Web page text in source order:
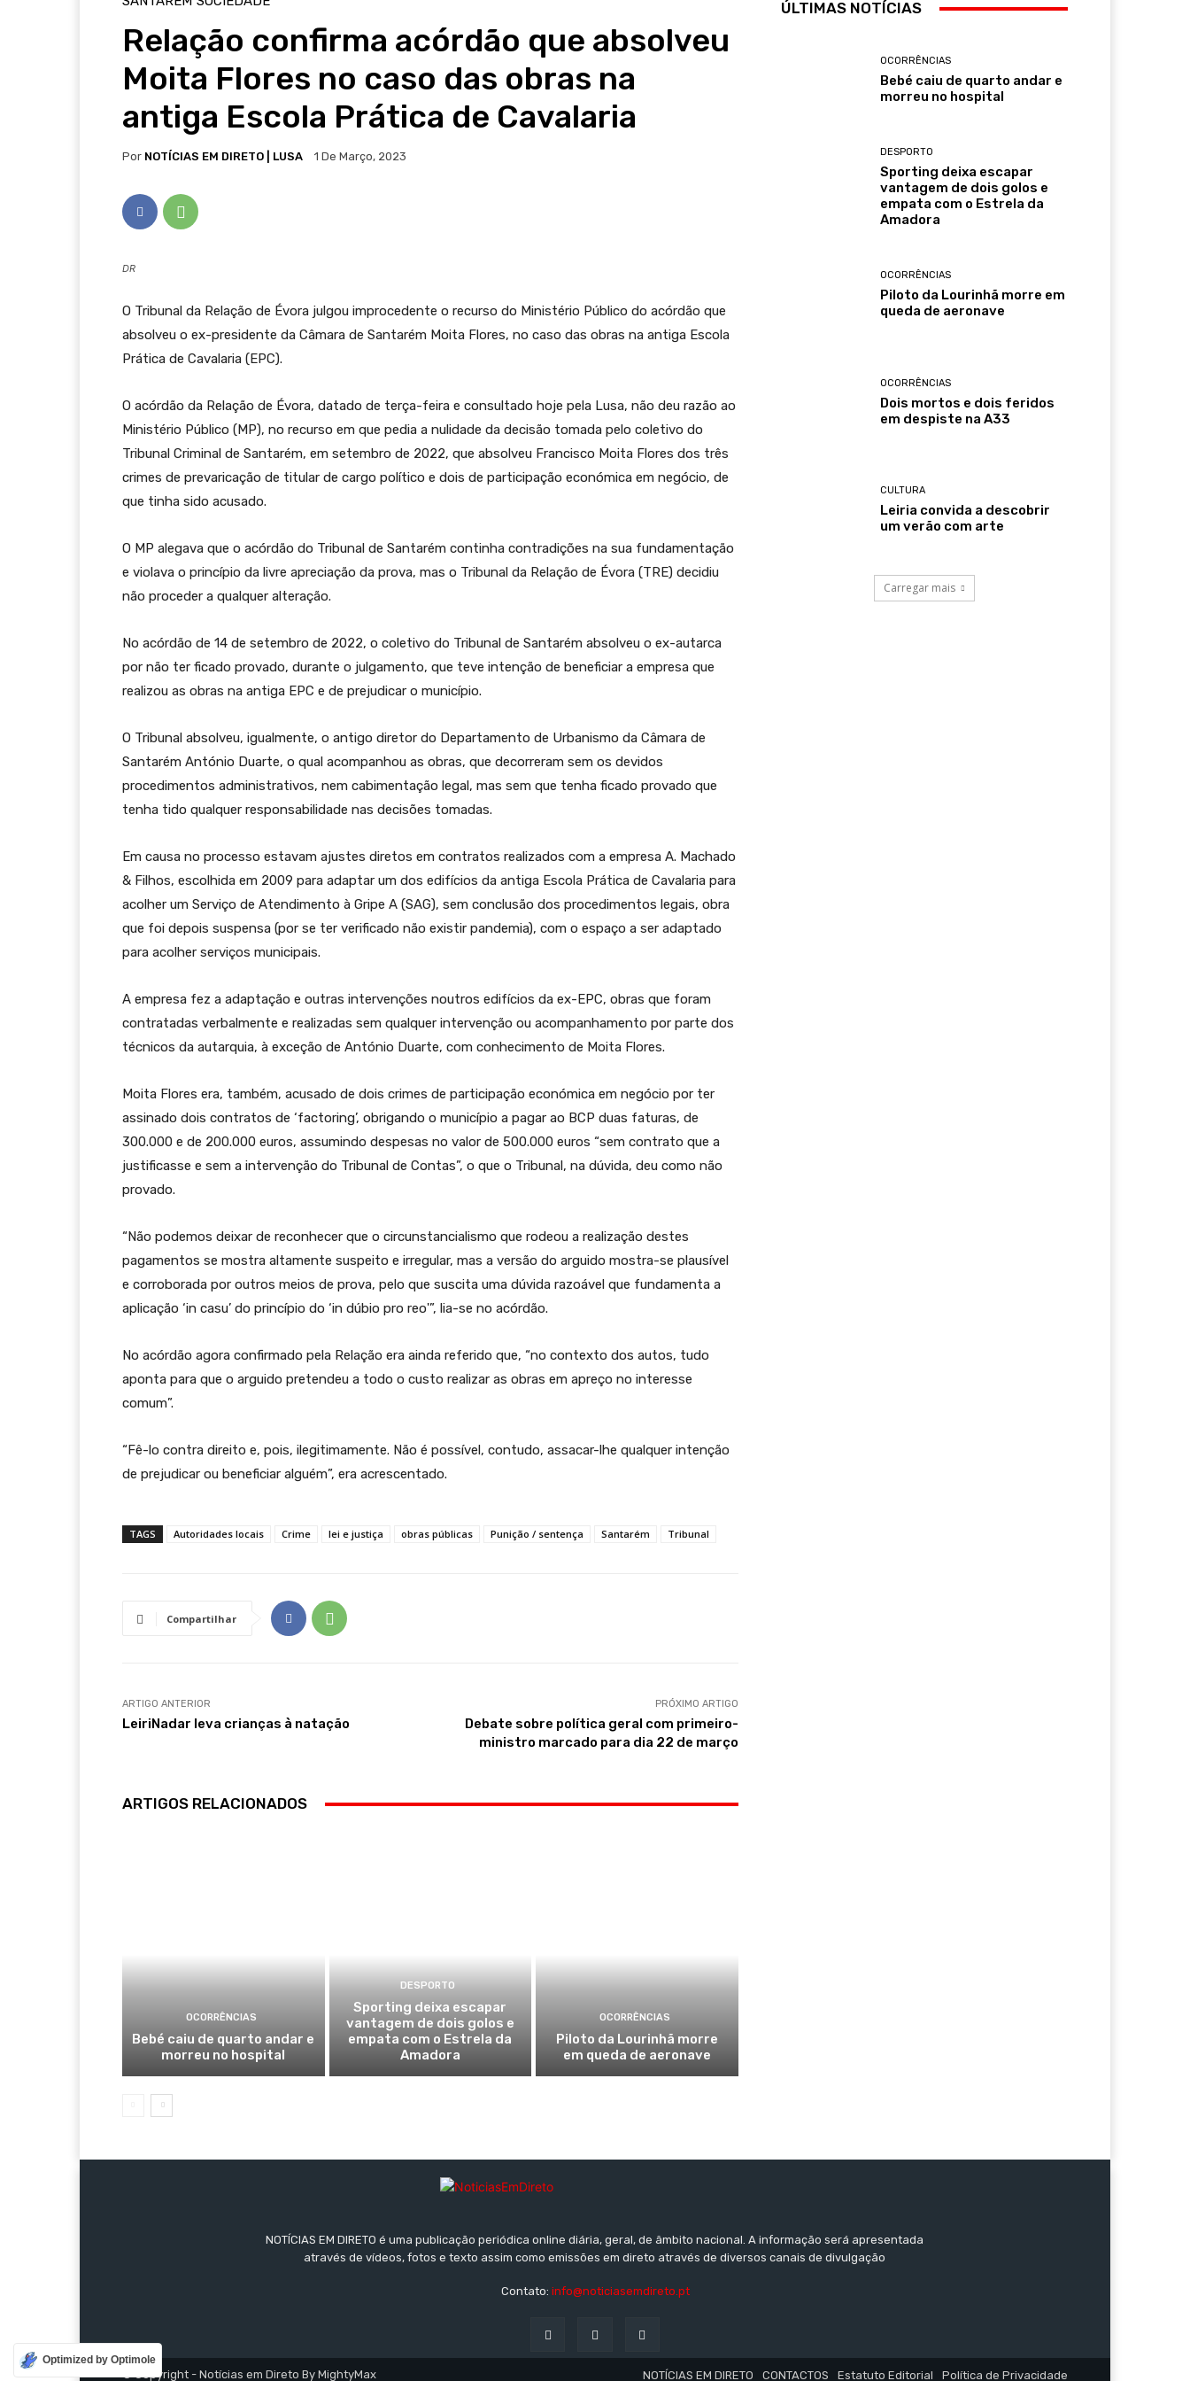
Relação confirma acórdão que absolveu
Moita Flores no caso das obras na
antiga Escola Prática de Cavalaria
Por NOTÍCIAS EM DIRETO | LUSA 1 De Março, 2023
DR
O Tribunal da Relação de Évora julgou improcedente o recurso do Ministério Público do acórdão que
absolveu o ex-presidente da Câmara de Santarém Moita Flores, no caso das obras na antiga Escola
Prática de Cavalaria (EPC).
O acórdão da Relação de Évora, datado de terça-feira e consultado hoje pela Lusa, não deu razão ao
Ministério Público (MP), no recurso em que pedia a nulidade da decisão tomada pelo coletivo do
Tribunal Criminal de Santarém, em setembro de 2022, que absolveu Francisco Moita Flores dos três
crimes de prevaricação de titular de cargo político e dois de participação económica em negócio, de
que tinha sido acusado.
O MP alegava que o acórdão do Tribunal de Santarém continha contradições na sua fundamentação
e violava o princípio da livre apreciação da prova, mas o Tribunal da Relação de Évora (TRE) decidiu
não proceder a qualquer alteração.
No acórdão de 14 de setembro de 2022, o coletivo do Tribunal de Santarém absolveu o ex-autarca
por não ter ficado provado, durante o julgamento, que teve intenção de beneficiar a empresa que
realizou as obras na antiga EPC e de prejudicar o município.
O Tribunal absolveu, igualmente, o antigo diretor do Departamento de Urbanismo da Câmara de
Santarém António Duarte, o qual acompanhou as obras, que decorreram sem os devidos
procedimentos administrativos, nem cabimentação legal, mas sem que tenha ficado provado que
tenha tido qualquer responsabilidade nas decisões tomadas.
Em causa no processo estavam ajustes diretos em contratos realizados com a empresa A. Machado
& Filhos, escolhida em 2009 para adaptar um dos edifícios da antiga Escola Prática de Cavalaria para
acolher um Serviço de Atendimento à Gripe A (SAG), sem conclusão dos procedimentos legais, obra
que foi depois suspensa (por se ter verificado não existir pandemia), com o espaço a ser adaptado
para acolher serviços municipais.
A empresa fez a adaptação e outras intervenções noutros edifícios da ex-EPC, obras que foram
contratadas verbalmente e realizadas sem qualquer intervenção ou acompanhamento por parte dos
técnicos da autarquia, à exceção de António Duarte, com conhecimento de Moita Flores.
Moita Flores era, também, acusado de dois crimes de participação económica em negócio por ter
assinado dois contratos de ‘factoring’, obrigando o município a pagar ao BCP duas faturas, de
300.000 e de 200.000 euros, assumindo despesas no valor de 500.000 euros “sem contrato que a
justificasse e sem a intervenção do Tribunal de Contas”, o que o Tribunal, na dúvida, deu como não
provado.
“Não podemos deixar de reconhecer que o circunstancialismo que rodeou a realização destes
pagamentos se mostra altamente suspeito e irregular, mas a versão do arguido mostra-se plausível
e corroborada por outros meios de prova, pelo que suscita uma dúvida razoável que fundamenta a
aplicação ‘in casu’ do princípio do ‘in dúbio pro reo'”, lia-se no acórdão.
No acórdão agora confirmado pela Relação era ainda referido que, “no contexto dos autos, tudo
aponta para que o arguido pretendeu a todo o custo realizar as obras em apreço no interesse
comum”.
“Fê-lo contra direito e, pois, ilegitimamente. Não é possível, contudo, assacar-lhe qualquer intenção
de prejudicar ou beneficiar alguém”, era acrescentado.
TAGS Autoridades locais Crime lei e justiça obras públicas Punição / sentença Santarém Tribunal
Compartilhar
ARTIGO ANTERIOR
LeiriNadar leva crianças à natação
PRÓXIMO ARTIGO
Debate sobre política geral com primeiro-
ministro marcado para dia 22 de março
ARTIGOS RELACIONADOS
OCORRÊNCIAS
Bebé caiu de quarto andar e
morreu no hospital
DESPORTO
Sporting deixa escapar
vantagem de dois golos e
empata com o Estrela da
Amadora
OCORRÊNCIAS
Piloto da Lourinhã morre
em queda de aeronave
ÚLTIMAS NOTÍCIAS
OCORRÊNCIAS
Bebé caiu de quarto andar e
morreu no hospital
DESPORTO
Sporting deixa escapar
vantagem de dois golos e
empata com o Estrela da
Amadora
OCORRÊNCIAS
Piloto da Lourinhã morre em
queda de aeronave
OCORRÊNCIAS
Dois mortos e dois feridos
em despiste na A33
CULTURA
Leiria convida a descobrir
um verão com arte
Carregar mais
NOTÍCIAS EM DIRETO é uma publicação periódica online diária, geral, de âmbito nacional. A informação será apresentada
através de vídeos, fotos e texto assim como emissões em direto através de diversos canais de divulgação
Contato: info@noticiasemdireto.pt
© Copyright - Notícias em Direto By MightyMax NOTÍCIAS EM DIRETO CONTACTOS Estatuto Editorial Política de Privacidade
Optimized by Optimole